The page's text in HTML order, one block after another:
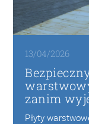
13/04/2026
zanim
Płyty